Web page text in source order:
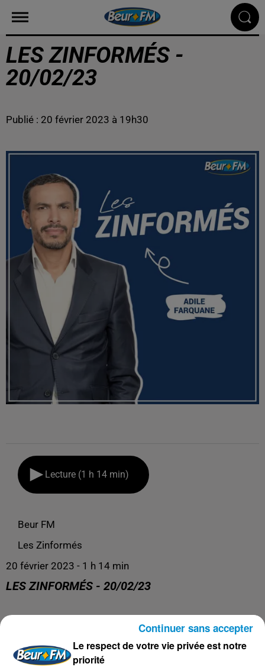
LES ZINFORMÉS -
20/02/23
Publié : 20 février 2023 à 19h30
Lecture (1 h 14 min)
Beur FM
Les Zinformés
20 février 2023 - 1 h 14 min
LES ZINFORMÉS - 20/02/23
Les Zinformés, le rendez-vous avec l'actualité, tous les
Le respect de votre vie privée est notre
priorité
Continuer sans accepter